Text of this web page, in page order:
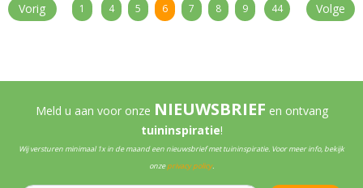
Vorig
1 4 5 6 7 8 9 44
Volge
Meld u aan voor onze NIEUWSBRIEF en ontvang
tuininspiratie!
Wij versturen minimaal 1x in de maand een nieuwsbrief met tuininspiratie. Voor meer info, bekijk
onzeprivacy policy.